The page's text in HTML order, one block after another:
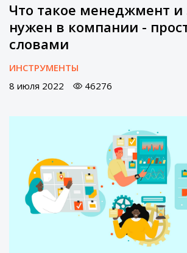
Что такое менеджмент и
нужен в компании -
словами
ИНСТРУМЕНТЫ
8 июля 2022
46276